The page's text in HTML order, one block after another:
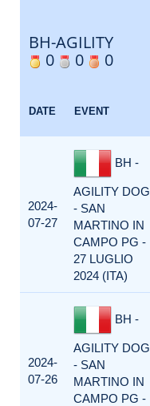
BH-AGILITY
0
0 0
DATE EVENT
2024-
07-27
BH -
AGILITY DOG
- SAN
MARTINO IN
CAMPO PG -
27 LUGLIO
2024 (ITA)
2024-
07-26
BH -
AGILITY DOG
- SAN
MARTINO IN
CAMPO PG -